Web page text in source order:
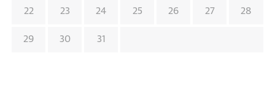
22 23 24 25 26 27 28
29 30 31